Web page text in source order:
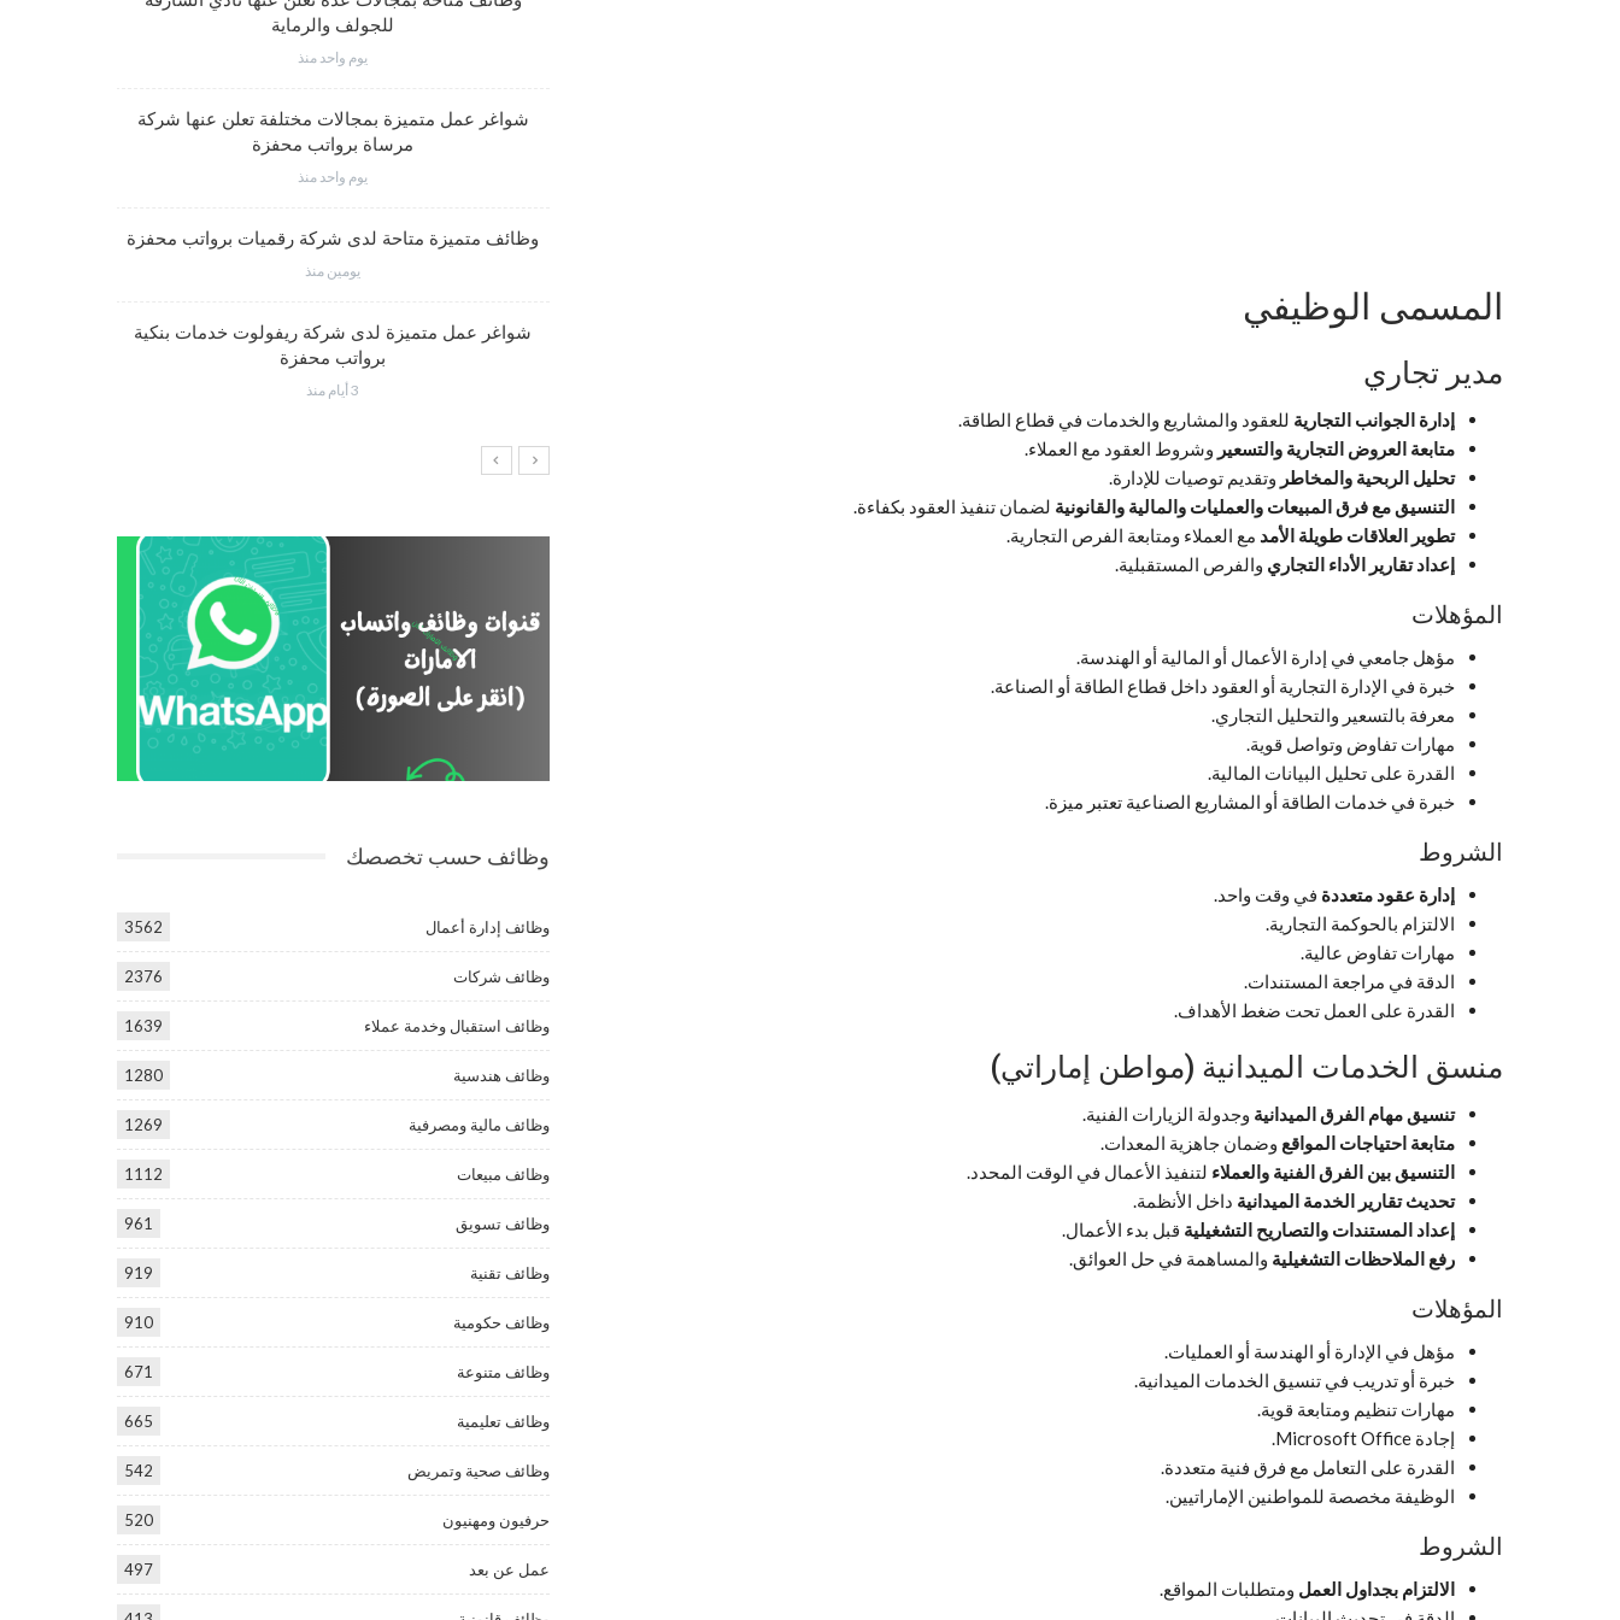
المسمى الوظيفي
مدير تجاري
إدارة الجوانب التجارية للعقود والمشاريع والخدمات في قطاع الطاقة.
متابعة العروض التجارية والتسعير وشروط العقود مع العملاء.
تحليل الربحية والمخاطر وتقديم توصيات للإدارة.
التنسيق مع فرق المبيعات والعمليات والمالية والقانونية لضمان تنفيذ العقود بكفاءة.
تطوير العلاقات طويلة الأمد مع العملاء ومتابعة الفرص التجارية.
إعداد تقارير الأداء التجاري والفرص المستقبلية.
المؤهلات
مؤهل جامعي في إدارة الأعمال أو المالية أو الهندسة.
خبرة في الإدارة التجارية أو العقود داخل قطاع الطاقة أو الصناعة.
معرفة بالتسعير والتحليل التجاري.
مهارات تفاوض وتواصل قوية.
القدرة على تحليل البيانات المالية.
خبرة في خدمات الطاقة أو المشاريع الصناعية تعتبر ميزة.
الشروط
إدارة عقود متعددة في وقت واحد.
الالتزام بالحوكمة التجارية.
مهارات تفاوض عالية.
الدقة في مراجعة المستندات.
القدرة على العمل تحت ضغط الأهداف.
منسق الخدمات الميدانية (مواطن إماراتي)
تنسيق مهام الفرق الميدانية وجدولة الزيارات الفنية.
متابعة احتياجات المواقع وضمان جاهزية المعدات.
التنسيق بين الفرق الفنية والعملاء لتنفيذ الأعمال في الوقت المحدد.
تحديث تقارير الخدمة الميدانية داخل الأنظمة.
إعداد المستندات والتصاريح التشغيلية قبل بدء الأعمال.
رفع الملاحظات التشغيلية والمساهمة في حل العوائق.
المؤهلات
مؤهل في الإدارة أو الهندسة أو العمليات.
خبرة أو تدريب في تنسيق الخدمات الميدانية.
مهارات تنظيم ومتابعة قوية.
إجادة Microsoft Office.
القدرة على التعامل مع فرق فنية متعددة.
الوظيفة مخصصة للمواطنين الإماراتيين.
الشروط
الالتزام بجداول العمل ومتطلبات المواقع.
للجولف والرماية
يوم واحد منذ
شواغر عمل متميزة بمجالات مختلفة تعلن عنها شركة
مرساة برواتب محفزة
يوم واحد منذ
وظائف متميزة متاحة لدى شركة رقميات برواتب محفزة
يومين منذ
شواغر عمل متميزة لدى شركة ريفولوت خدمات بنكية
برواتب محفزة
3 أيام منذ
وظائف حسب تخصصك
وظائف إدارة أعمال 3562
وظائف شركات 2376
وظائف استقبال وخدمة عملاء 1639
وظائف هندسية 1280
وظائف مالية ومصرفية 1269
وظائف مبيعات 1112
وظائف تسويق 961
وظائف تقنية 919
وظائف حكومية 910
وظائف متنوعة 671
وظائف تعليمية 665
وظائف صحية وتمريض 542
حرفيون ومهنيون 520
عمل عن بعد 497